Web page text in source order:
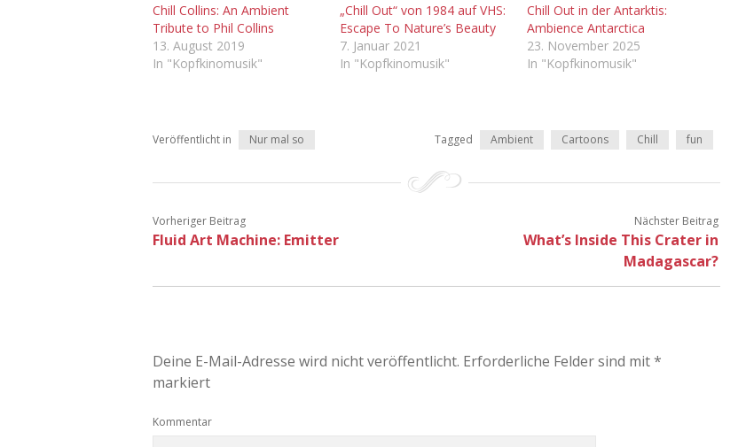
Chill Collins: An Ambient
Tribute to Phil Collins
13. August 2019
In "Kopfkinomusik"
„Chill Out“ von 1984 auf VHS:
Escape To Nature’s Beauty
7. Januar 2021
In "Kopfkinomusik"
Chill Out in der Antarktis:
Ambience Antarctica
23. November 2025
In "Kopfkinomusik"
Veröffentlicht in Nur mal so Tagged Ambient Cartoons Chill fun
Vorheriger Beitrag
Fluid Art Machine: Emitter
Nächster Beitrag
What’s Inside This Crater in
Madagascar?
Deine E-Mail-Adresse wird nicht veröffentlicht. Erforderliche Felder sind mit*
markiert
Kommentar